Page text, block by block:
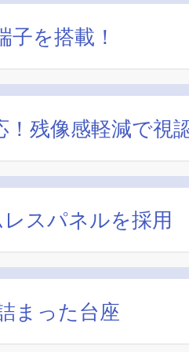
子を搭載！
！残像感軽減で視
スパネルを採用
まった台座